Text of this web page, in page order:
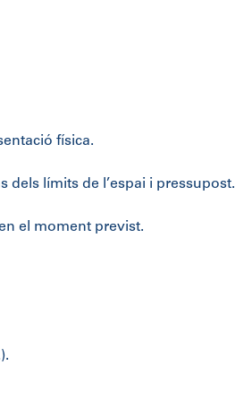
física.
dels límits de l’espai i pressupost.
el moment previst.